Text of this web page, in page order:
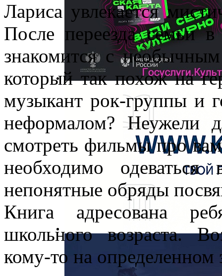
Лариса увлекается
После переезда семьи
знакомится с
который так похож на
музыкант рок-группы и
неформалом? Неужели
смотреть фильмы про
необходимо
непонятные обряды
Книга адресована
школьного возраста.
кому-то на определенном